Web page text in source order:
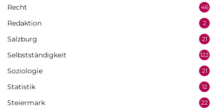
Recht 46
Redaktion 2
Salzburg 21
Selbstständigkeit 122
Soziologie 21
Statistik 12
Steiermark 22